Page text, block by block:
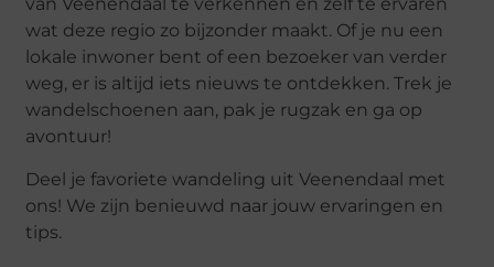
van Veenendaal te verkennen en zelf te ervaren
wat deze regio zo bijzonder maakt. Of je nu een
lokale inwoner bent of een bezoeker van verder
weg, er is altijd iets nieuws te ontdekken. Trek je
wandelschoenen aan, pak je rugzak en ga op
avontuur!
Deel je favoriete wandeling uit Veenendaal met
ons! We zijn benieuwd naar jouw ervaringen en
tips.